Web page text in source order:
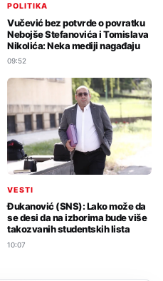
POLITIKA
Vučević bez potvrde o povratku
Nebojše Stefanovića i Tomislava
Nikolića: Neka mediji nagađaju
09:52
VESTI
Đukanović (SNS): Lako može da
se desi da na izborima bude više
takozvanih studentskih lista
10:07